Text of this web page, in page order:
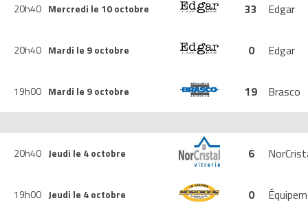
20h40 Mercredi le 10 octobre 33 Edgar
20h40 Mardi le 9 octobre 0 Edgar
19h00 Mardi le 9 octobre 19 Brasco
20h40 Jeudi le 4 octobre 6
19h00 Jeudi le 4 octobre 0